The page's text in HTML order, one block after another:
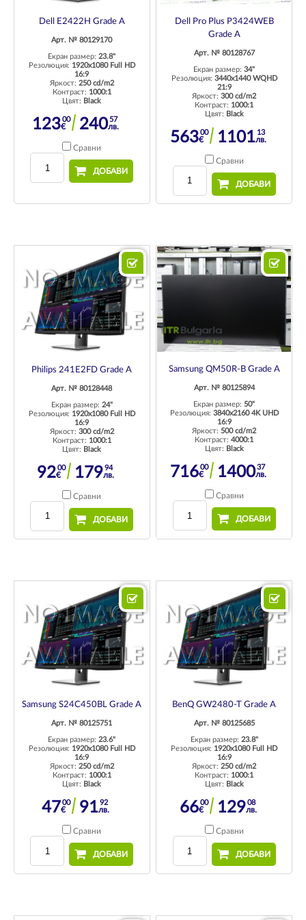
Dell E2422H Grade A
Арт. № 80129170
Екран размер:23.8"
Резолюция: 1920x1080 Full HD
16:9
Яркост: 250 cd/m2
Контраст: 1000:1
Цвят: Black
12300
€ 24057
лв.
Сравни
ДОБАВИ
Dell Pro Plus P3424WEB
Grade A
Арт. № 80128767
Екран размер:34"
Резолюция: 3440x1440 WQHD
21:9
Яркост:300 cd/m2
Контраст: 1000:1
Цвят: Black
56300
€ 110113
лв.
Сравни
ДОБАВИ
Philips 241E2FD Grade A
Арт. № 80128448
Екран размер: 24"
Резолюция: 1920x1080 Full HD
16:9
Яркост: 300 cd/m2
Контраст: 1000:1
Цвят: Black
9200
€ 17994
лв.
Сравни
ДОБАВИ
Samsung QM50R-B Grade A
Арт. № 80125894
Екран размер: 50"
Резолюция: 3840x2160 4K UHD
16:9
Яркост: 500 cd/m2
Контраст:4000:1
Цвят: Black
71600
€ 140037
лв.
Сравни
ДОБАВИ
Samsung S24C450BL Grade A
Арт. № 80125751
Екран размер:23.6"
Резолюция: 1920x1080 Full HD
16:9
Яркост: 250 cd/m2
Контраст: 1000:1
Цвят: Black
4700
€ 9192
лв.
Сравни
ДОБАВИ
BenQ GW2480-T Grade A
Арт. № 80125685
Екран размер: 23.8"
Резолюция: 1920x1080 Full HD
16:9
Яркост:250 cd/m2
Контраст: 1000:1
Цвят: Black
6600
€ 12908
лв.
Сравни
ДОБАВИ